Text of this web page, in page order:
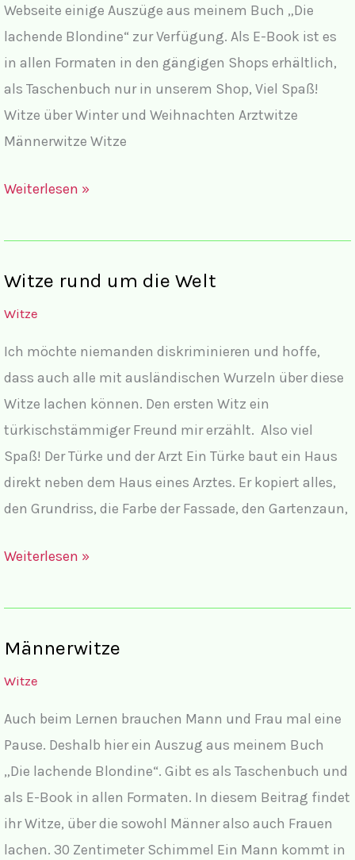
Webseite einige Auszüge aus meinem Buch „Die
lachende Blondine“ zur Verfügung. Als E-Book ist es
in allen Formaten in den gängigen Shops erhältlich,
als Taschenbuch nur in unserem Shop, Viel Spaß!
Witze über Winter und Weihnachten Arztwitze
Männerwitze Witze
Witze
Weiterlesen »
Witze rund um die Welt
Witze
Ich möchte niemanden diskriminieren und hoffe,
dass auch alle mit ausländischen Wurzeln über diese
Witze lachen können. Den ersten Witz ein
türkischstämmiger Freund mir erzählt. Also viel
Spaß! Der Türke und der Arzt Ein Türke baut ein Haus
direkt neben dem Haus eines Arztes. Er kopiert alles,
den Grundriss, die Farbe der Fassade, den Gartenzaun,
Witze
um
Welt
Weiterlesen »
Männerwitze
Witze
Auch beim Lernen brauchen Mann und Frau mal eine
Pause. Deshalb hier ein Auszug aus meinem Buch
„Die lachende Blondine“. Gibt es als Taschenbuch und
als E-Book in allen Formaten. In diesem Beitrag findet
ihr Witze, über die sowohl Männer also auch Frauen
lachen. 30 Zentimeter Schimmel Ein Mann kommt in